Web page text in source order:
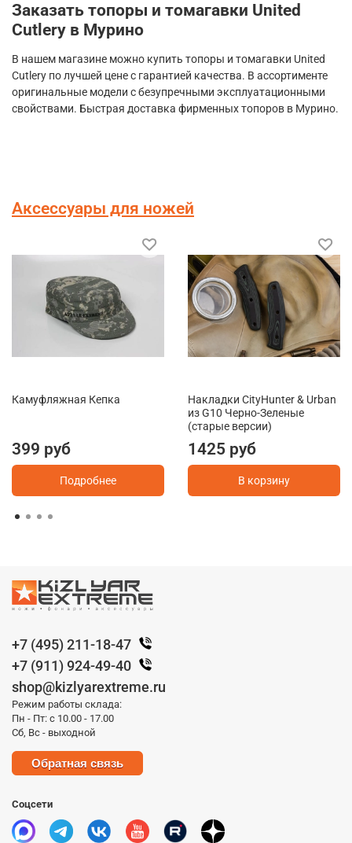
Заказать топоры и томагавки United
Cutlery в Мурино
В нашем магазине можно купить топоры и томагавки United
Cutlery по лучшей цене с гарантией качества. В ассортименте
оригинальные модели с безупречными эксплуатационными
свойствами. Быстрая доставка фирменных топоров в Мурино.
Аксессуары для ножей
Камуфляжная Кепка
399 руб
Подробнее
Накладки CityHunter & Urban
из G10 Черно-Зеленые
(старые версии)
1425 руб
В корзину
+7 (495) 211-18-47
+7 (911) 924-49-40
shop@kizlyarextreme.ru
Режим работы склада:
Пн - Пт: с 10.00 - 17.00
Сб, Вс - выходной
Обратная связь
Соцсети